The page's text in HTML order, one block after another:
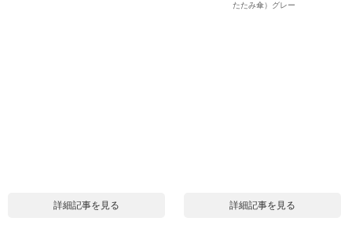
たたみ傘）グレー
詳細記事を見る 詳細記事を見る